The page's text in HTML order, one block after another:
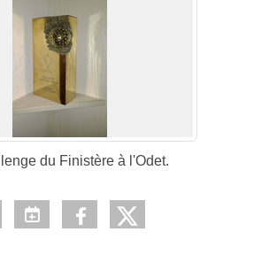
du Finistère à l'Odet.